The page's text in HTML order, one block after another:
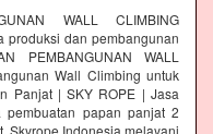
WALL CLIMBING
produksi dan pembangunan
PEMBANGUNAN WALL
Wall Climbing untuk
Panjat | SKY ROPE | Jasa
papan panjat 2
Skyrope Indonesia melayani